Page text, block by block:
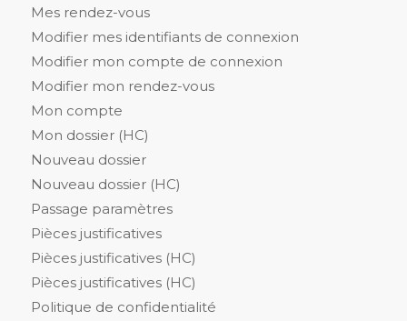
Mes rendez-vous
Modifier mes identifiants de connexion
Modifier mon compte de connexion
Modifier mon rendez-vous
Mon compte
Mon dossier (HC)
Nouveau dossier
Nouveau dossier (HC)
Passage paramètres
Pièces justificatives
Pièces justificatives (HC)
Pièces justificatives (HC)
Politique de confidentialité